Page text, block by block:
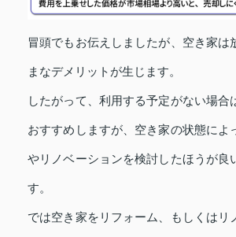
冒頭でもお伝えしましたが、空き家は
まなデメリットが生じます。
したがって、利用する予定がない場合
おすすめしますが、空き家の状態によ
やリノベーションを検討したほうが良
す。
では空き家をリフォーム、もしくはリ